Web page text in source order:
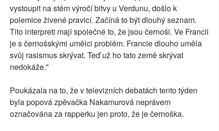
vystoupit na stém výročí bitvy u Verdunu, došlo k
polemice živené pravicí. Začíná to být dlouhý seznam.
Tito interpreti mají společné to, že jsou černoši. Ve Francii
je s černošskými umělci problém. Francie dlouho uměla
svůj rasismus skrývat. Teď už ho tato země skrývat
nedokáže."
Poukázala na to, že v televizních debatách tento týden
byla popová zpěvačka Nakamurová neprávem
označována za rapperku jen proto, že je černoška.